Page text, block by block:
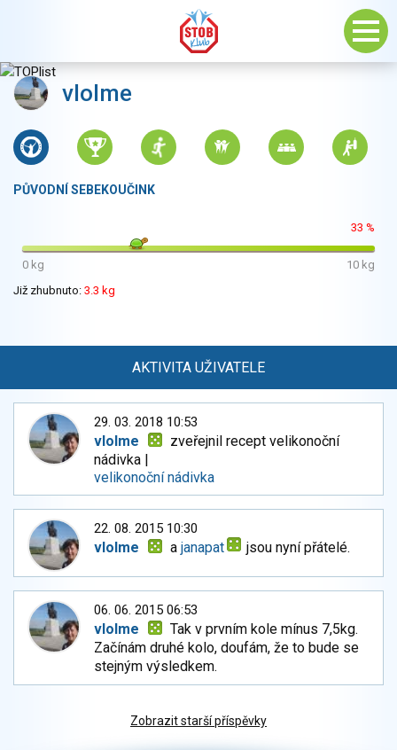
vlolme
PŮVODNÍ SEBEKOUČINK
33 %
0 kg
10 kg
Již zhubnuto: 3.3 kg
AKTIVITA UŽIVATELE
29. 03. 2018 10:53
vlolme
zveřejnil recept velikonoční
nádivka |
velikonoční nádivka
22. 08. 2015 10:30
vlolme ajanapat jsou nyní přátelé.
06. 06. 2015 06:53
vlolme
Tak v prvním kole mínus 7,5kg.
Začínám druhé kolo, doufám, že to bude se
stejným výsledkem.
Zobrazit starší příspěvky